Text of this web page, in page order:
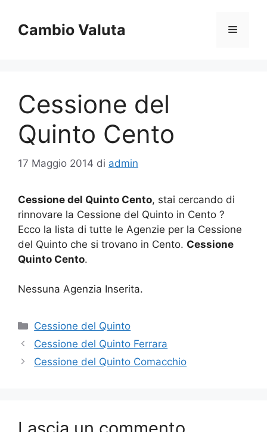
contenuto
Cambio Valuta Menu
Cessione del
Quinto Cento
17 Maggio 2014 di admin
Cessione del Quinto Cento, stai cercando di
rinnovare la Cessione del Quinto in Cento ?
Ecco la lista di tutte le Agenzie per la Cessione
del Quinto che si trovano in Cento. Cessione
Quinto Cento.
Nessuna Agenzia Inserita.
Categorie
Cessione del Quinto
Cessione del Quinto Ferrara
Cessione del Quinto Comacchio